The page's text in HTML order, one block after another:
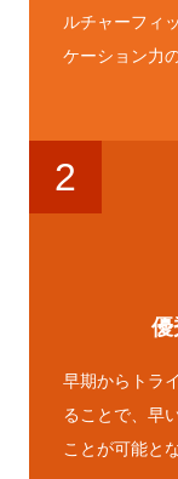
ルチャーフィ
ケーション力
2
優
早期からトラ
ることで、早
ことが可能と